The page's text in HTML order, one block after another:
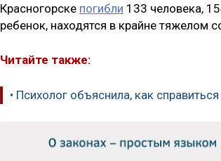
Красногорске погибли 133 человека,
ребенок, находятся в крайне тяжелом
Читайте также:
• Психолог объяснила, как